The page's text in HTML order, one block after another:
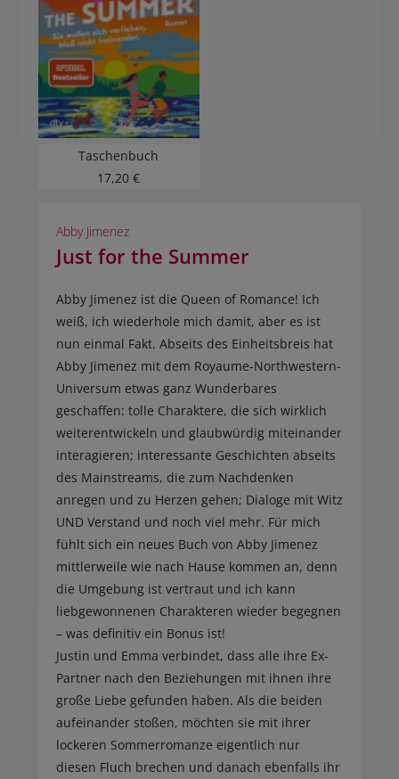
Taschenbuch
17,20 €
Abby Jimenez
Just for the Summer
Abby Jimenez ist die Queen of Romance! Ich
weiß, ich wiederhole mich damit, aber es ist
nun einmal Fakt. Abseits des Einheitsbreis hat
Abby Jimenez mit dem Royaume-Northwestern-
Universum etwas ganz Wunderbares
geschaffen: tolle Charaktere, die sich wirklich
weiterentwickeln und glaubwürdig miteinander
interagieren; interessante Geschichten abseits
des Mainstreams, die zum Nachdenken
anregen und zu Herzen gehen; Dialoge mit Witz
UND Verstand und noch viel mehr. Für mich
fühlt sich ein neues Buch von Abby Jimenez
mittlerweile wie nach Hause kommen an, denn
die Umgebung ist vertraut und ich kann
liebgewonnenen Charakteren wieder begegnen
– was definitiv ein Bonus ist!
Justin und Emma verbindet, dass alle ihre Ex-
Partner nach den Beziehungen mit ihnen ihre
große Liebe gefunden haben. Als die beiden
aufeinander stoßen, möchten sie mit ihrer
lockeren Sommerromanze eigentlich nur
diesen Fluch brechen und danach ebenfalls ihr